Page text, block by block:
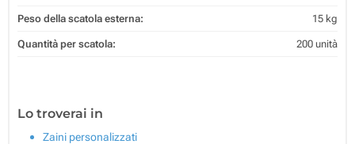
Peso della scatola esterna: 15 kg
Quantità per scatola: 200 unità
Lo troverai in
Zaini personalizzati